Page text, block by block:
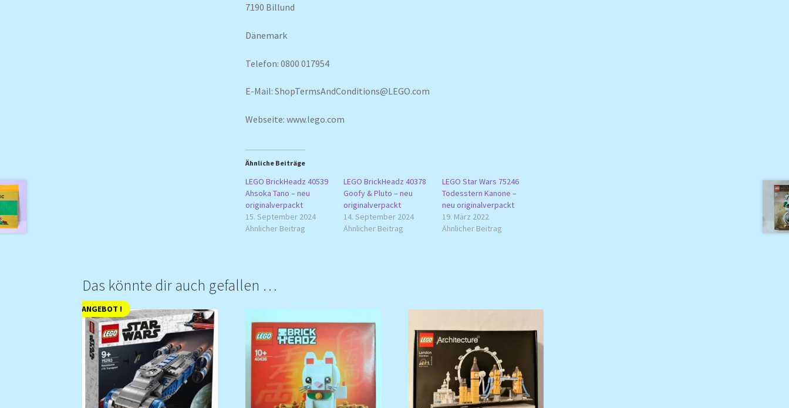
7190 Billund
Dänemark
Telefon: 0800 017954
E-Mail: ShopTermsAndConditions@LEGO.com
Webseite: www.lego.com
Ähnliche Beiträge
LEGO BrickHeadz 40539
Ahsoka Tano – neu
originalverpackt
15. September 2024
Ähnlicher Beitrag
LEGO BrickHeadz 40378
Goofy & Pluto – neu
originalverpackt
14. September 2024
Ähnlicher Beitrag
LEGO Star Wars 75246
Todesstern Kanone –
neu originalverpackt
19. März 2022
Ähnlicher Beitrag
Das könnte dir auch gefallen …
ANGEBOT !